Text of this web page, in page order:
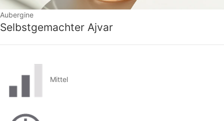
Aubergine
Selbstgemachter Ajvar
Mittel